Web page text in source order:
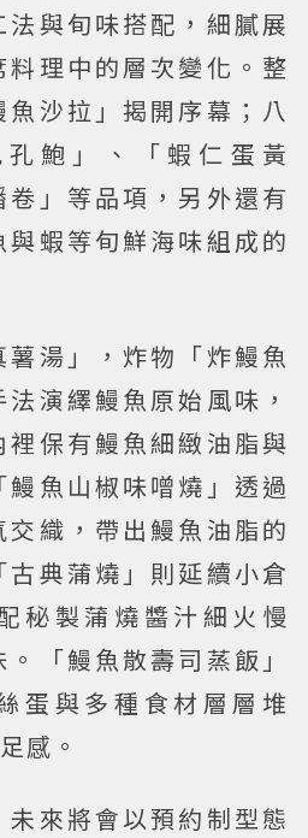
與旬味搭配，細膩展
理中的層次變化。整
沙拉」揭開序幕；八
鮑」、「蝦仁蛋黃
」等品項，另外還有
蝦等旬鮮海味組成的
湯」，炸物「炸鰻魚
演繹鰻魚原始風味，
保有鰻魚細緻油脂與
魚山椒味噌燒」透過
織，帶出鰻魚油脂的
典蒲燒」則延續小倉
秘製蒲燒醬汁細火慢
「鰻魚散壽司蒸飯」
蛋與多種食材層層堆
感。
未來將會以預約制型態